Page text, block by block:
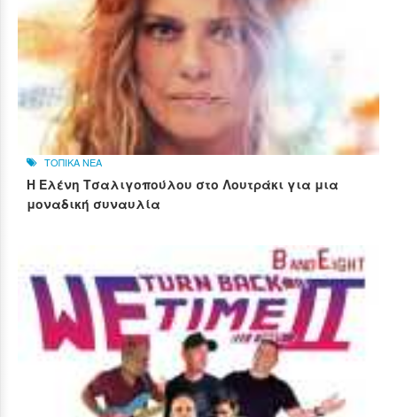
ΤΟΠΙΚΑ ΝΕΑ
Η Ελένη Τσαλιγοπούλου στο Λουτράκι για μια
μοναδική συναυλία